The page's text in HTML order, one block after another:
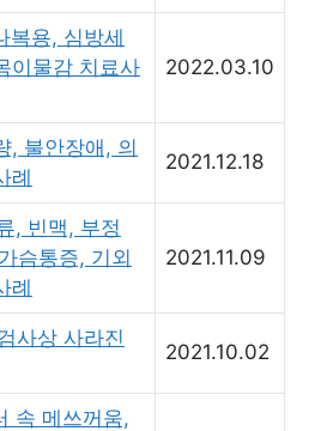
복용, 심방세
이물감 치료사
2022.03.10
, 불안장애, 의
례
2021.12.18
, 빈맥, 부정
슴통증, 기외
례
2021.11.09
사상 사라진
2021.10.02
속 메쓰꺼움,